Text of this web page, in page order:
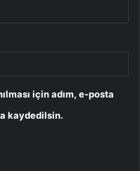
için adım, e-posta
kaydedilsin.